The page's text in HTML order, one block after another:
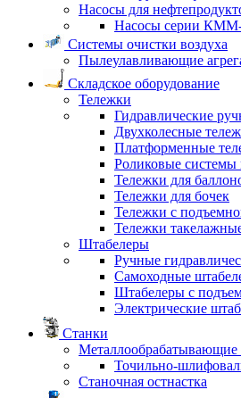
Насосы для
Насосы серии
Системы очистки воздуха
Пылеулавливающие
Складское оборудование
Тележки
Гидравлические
Двухколесные
Платформенные
Роликовые
Тележки для
Тележки для бочек
Тележки с
Тележки
Штабелеры
Ручные
Самоходные
Штабелеры с
Электрические
Станки
Металлообрабатывающие
Точильно-
Станочная остнастка